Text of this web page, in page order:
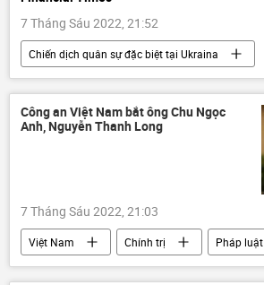
7 Tháng Sáu 2022, 21:52
Chiến dịch quân sự đặc biệt tại Ukraina
Cuộc khủng hoảng ở Ukraina
Báo chí thế giới
Nga
Ukraina
Vladimir Zelensky
Công an Việt Nam bắt ông Chu Ngọc
Anh, Nguyễn Thanh Long
7 Tháng Sáu 2022, 21:03
Việt Nam Chính trị
Pháp luật
quản lý cán bộ
Bộ Công an Việt Nam